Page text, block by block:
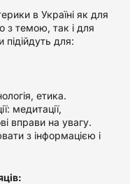
в Україні як для
з темою, так і для
для:
етика.
медитації,
вправи на увагу.
з інформацією і